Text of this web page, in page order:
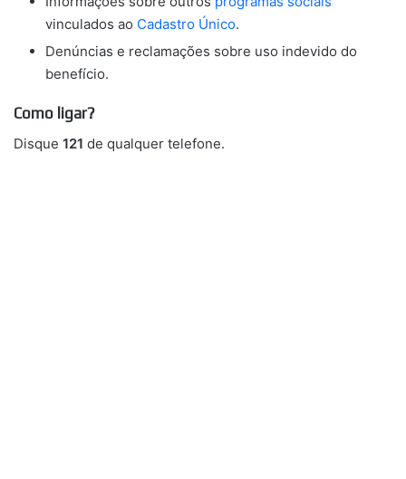
vinculados ao Cadastro Único.
Denúncias e reclamações sobre uso indevido do
benefício.
Como ligar?
Disque 121 de qualquer telefone.